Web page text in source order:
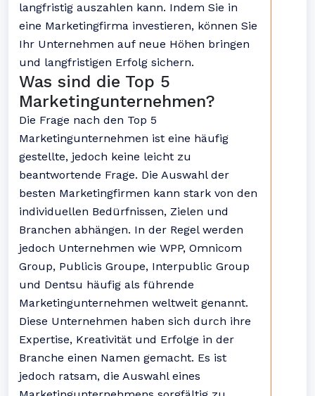
langfristig auszahlen kann. Indem Sie in
eine Marketingfirma investieren, können Sie
Ihr Unternehmen auf neue Höhen bringen
und langfristigen Erfolg sichern.
Was sind die Top 5
Marketingunternehmen?
Die Frage nach den Top 5
Marketingunternehmen ist eine häufig
gestellte, jedoch keine leicht zu
beantwortende Frage. Die Auswahl der
besten Marketingfirmen kann stark von den
individuellen Bedürfnissen, Zielen und
Branchen abhängen. In der Regel werden
jedoch Unternehmen wie WPP, Omnicom
Group, Publicis Groupe, Interpublic Group
und Dentsu häufig als führende
Marketingunternehmen weltweit genannt.
Diese Unternehmen haben sich durch ihre
Expertise, Kreativität und Erfolge in der
Branche einen Namen gemacht. Es ist
jedoch ratsam, die Auswahl eines